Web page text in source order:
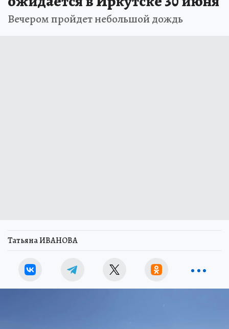
Вечером пройдет небольшой дождь
Татьяна ИВАНОВА